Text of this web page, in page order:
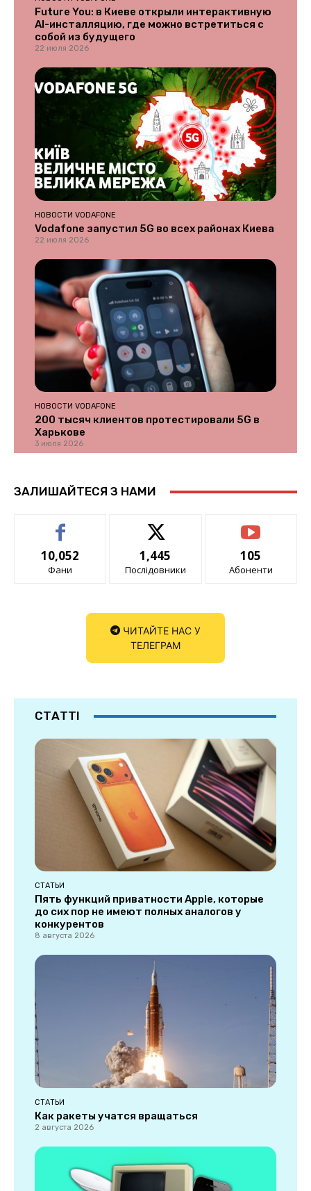
Future You: в Киеве открыли интерактивную
AI-инсталляцию, где можно встретиться с
собой из будущего
22 июля 2026
НОВОСТИ VODAFONE
Vodafone запустил 5G во всех районах Киева
22 июля 2026
НОВОСТИ VODAFONE
200 тысяч клиентов протестировали 5G в
Харькове
3 июля 2026
ЗАЛИШАЙТЕСЯ З НАМИ
10,052
Фани
1,445
Послідовники
105
Абоненти
ЧИТАЙТЕ НАС У
ТЕЛЕГРАМ
СТАТТІ
СТАТЬИ
Пять функций приватности Apple, которые
до сих пор не имеют полных аналогов у
конкурентов
8 августа 2026
СТАТЬИ
Как ракеты учатся вращаться
2 августа 2026